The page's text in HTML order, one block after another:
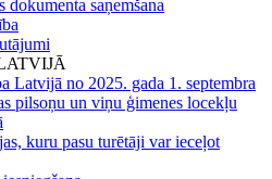
dokumenta saņemšana
Latvijā no 2025. gada 1. septembra
pilsoņu un viņu ģimenes locekļu
kuru pasu turētāji var ieceļot